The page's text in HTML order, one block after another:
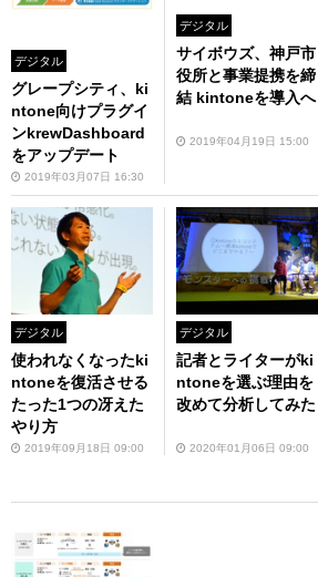
デジタル
グレープシティ、ki
ntone向けプラグイ
ンkrewDashboard
をアップデート
2019年03月07日 16:30
デジタル
サイボウズ、神戸市
役所と事業提携を締
結 kintoneを導入へ
2019年04月19日 15:00
デジタル
使われなくなったki
ntoneを復活させる
たった1つの冴えた
やり方
2019年09月18日 09:00
デジタル
記者とライターがki
ntoneを選ぶ理由を
改めて分析してみた
2020年01月06日 09:00